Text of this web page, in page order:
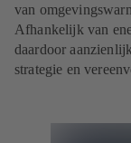
van
Afhankelijk van
daardoor
strategie en